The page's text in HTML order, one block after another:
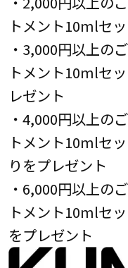
トメント10mlセ
・3,000円以上の
トメント10mlセ
レゼント
・4,000円以上の
トメント10mlセ
りをプレゼント
・6,000円以上の
トメント10mlセ
をプレゼント